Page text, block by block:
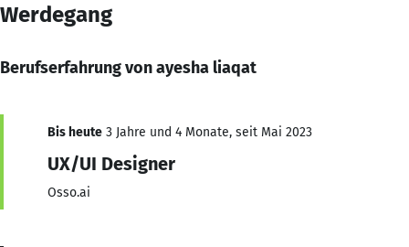
Werdegang
Berufserfahrung von ayesha liaqat
Bis heute 3 Jahre und 4 Monate, seit Mai 2023
UX/UI Designer
Osso.ai